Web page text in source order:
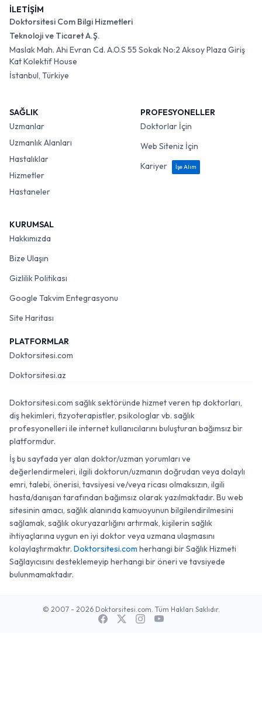
İLETİŞİM
Doktorsitesi Com Bilgi Hizmetleri
Teknoloji ve Ticaret A.Ş.
Maslak Mah. Ahi Evran Cd. A.O.S 55 Sokak No:2 Aksoy Plaza Giriş
Kat Kolektif House
İstanbul, Türkiye
SAĞLIK
Uzmanlar
Uzmanlık Alanları
Hastalıklar
Hizmetler
Hastaneler
PROFESYONELLER
Doktorlar İçin
Web Siteniz İçin
Kariyer
İşe Alım
KURUMSAL
Hakkımızda
Bize Ulaşın
Gizlilik Politikası
Google Takvim Entegrasyonu
Site Haritası
PLATFORMLAR
Doktorsitesi.com
Doktorsitesi.az
Doktorsitesi.com sağlık sektöründe hizmet veren tıp doktorları,
diş hekimleri, fizyoterapistler, psikologlar vb. sağlık
profesyonelleri ile internet kullanıcılarını buluşturan bağımsız bir
platformdur.
İş bu sayfada yer alan doktor/uzman yorumları ve
değerlendirmeleri, ilgili doktorun/uzmanın doğrudan veya dolaylı
emri, talebi, önerisi, tavsiyesi ve/veya ricası olmaksızın, ilgili
hasta/danışan tarafından bağımsız olarak yazılmaktadır. Bu web
sitesinin amacı, sağlık alanında kamuoyunun bilgilendirilmesini
sağlamak, sağlık okuryazarlığını artırmak, kişilerin sağlık
ihtiyaçlarına uygun en iyi doktor veya uzmana ulaşmasını
kolaylaştırmaktır. Doktorsitesi.com herhangi bir Sağlık Hizmeti
Sağlayıcısını desteklemeyip herhangi bir öneri ve tavsiyede
bulunmamaktadır.
© 2007 - 2026 Doktorsitesi.com. Tüm Hakları Saklıdır.